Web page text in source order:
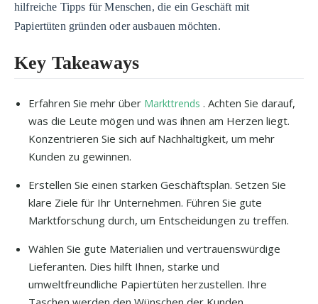
hilfreiche Tipps für Menschen, die ein Geschäft mit
Papiertüten gründen oder ausbauen möchten.
Key Takeaways
Erfahren Sie mehr über Markttrends . Achten Sie darauf,
was die Leute mögen und was ihnen am Herzen liegt.
Konzentrieren Sie sich auf Nachhaltigkeit, um mehr
Kunden zu gewinnen.
Erstellen Sie einen starken Geschäftsplan. Setzen Sie
klare Ziele für Ihr Unternehmen. Führen Sie gute
Marktforschung durch, um Entscheidungen zu treffen.
Wählen Sie gute Materialien und vertrauenswürdige
Lieferanten. Dies hilft Ihnen, starke und
umweltfreundliche Papiertüten herzustellen. Ihre